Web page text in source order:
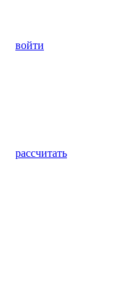
войти
рассчитать